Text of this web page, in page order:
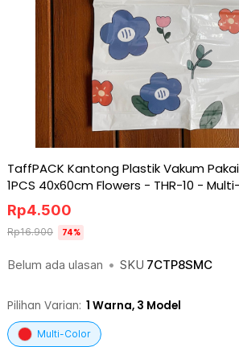
TaffPACK Kantong Plastik Vakum
1PCS 40x60cm Flowers - THR-10 -
Belum ada ulasan • SKU 7CTP8SMC
Rp4.500
Rp16.900 74%
Pilihan Varian: 1 Warna, 3 Model
Multi-Color